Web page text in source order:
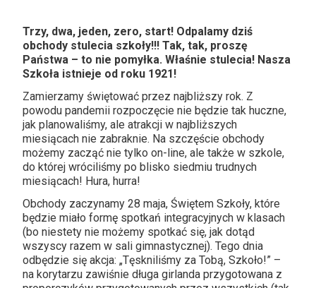
Trzy, dwa, jeden, zero, start! Odpalamy dziś
obchody stulecia szkoły!!! Tak, tak, proszę
Państwa – to nie pomyłka. Właśnie stulecia! Nasza
Szkoła istnieje od roku 1921!
Zamierzamy świętować przez najbliższy rok. Z
powodu pandemii rozpoczęcie nie będzie tak huczne,
jak planowaliśmy, ale atrakcji w najbliższych
miesiącach nie zabraknie. Na szczęście obchody
możemy zacząć nie tylko on-line, ale także w szkole,
do której wróciliśmy po blisko siedmiu trudnych
miesiącach! Hura, hurra!
Obchody zaczynamy 28 maja, Świętem Szkoły, które
będzie miało formę spotkań integracyjnych w klasach
(bo niestety nie możemy spotkać się, jak dotąd
wszyscy razem w sali gimnastycznej). Tego dnia
odbędzie się akcja: „Tęskniliśmy za Tobą, Szkoło!” –
na korytarzu zawiśnie długa girlanda przygotowana z